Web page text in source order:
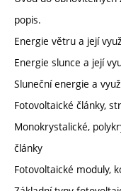
popis.
Energie větru a její
Energie slunce a její
Sluneční energie a
Fotovoltaické články,
Monokrystalické,
články
Fotovoltaické moduly,